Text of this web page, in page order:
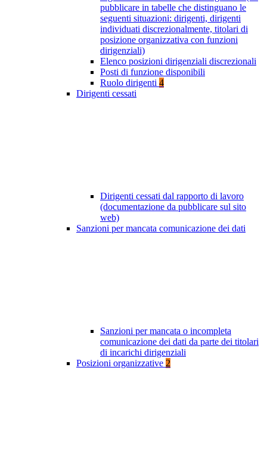
pubblicare in tabelle che distinguano le
seguenti situazioni: dirigenti, dirigenti
individuati discrezionalmente, titolari di
posizione organizzativa con funzioni
dirigenziali)
Elenco posizioni dirigenziali discrezionali
Posti di funzione disponibili
Ruolo dirigenti 4
Dirigenti cessati
Dirigenti cessati dal rapporto di lavoro
(documentazione da pubblicare sul sito
web)
Sanzioni per mancata comunicazione dei dati
Sanzioni per mancata o incompleta
comunicazione dei dati da parte dei titolari
di incarichi dirigenziali
Posizioni organizzative 2